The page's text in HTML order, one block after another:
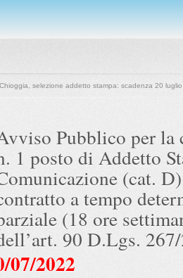
selezione addetto stampa: scadenza 20
Pubblico per la
1 posto di Addetto
(cat.
a tempo
(18 ore
90 D.Lgs.
07/2022